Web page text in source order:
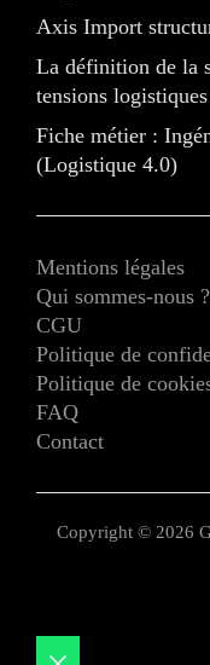
Axis Import
La définition de la
tensions
Fiche métier :
(Logistique 4.0)
Mentions légales
Qui sommes-nous ?
CGU
Politique de
Politique de
FAQ
Contact
Copyright © 2026